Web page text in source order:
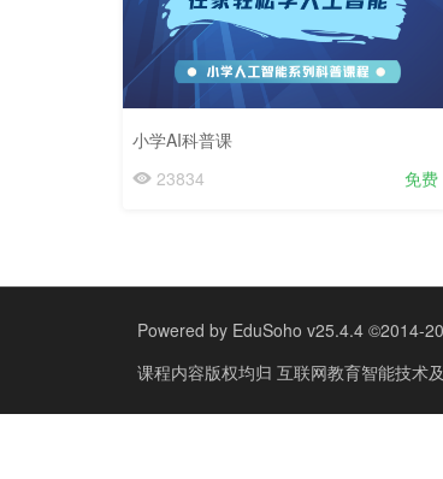
小学AI科普课
23834
免费
Powered by EduSoho v25.4.4 ©2014-
课程内容版权均归 互联网教育智能技术